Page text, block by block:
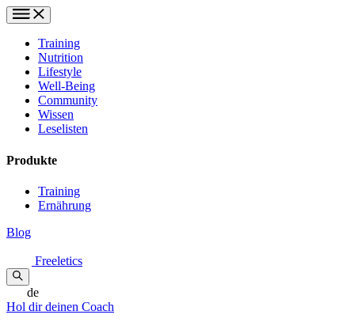
Training
Nutrition
Lifestyle
Well-Being
Community
Wissen
Leselisten
Produkte
Training
Ernährung
Blog
Freeletics
de
Hol dir deinen Coach